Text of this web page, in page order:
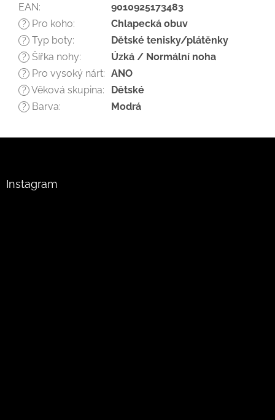
EAN: 9010925173483
? Pro koho: Chlapecká obuv
? Typ boty: Dětské tenisky/plátěnky
? Šířka nohy: Úzká / Normální noha
? Pro vysoký nárt: ANO
? Věková skupina: Dětské
? Barva: Modrá
Instagram